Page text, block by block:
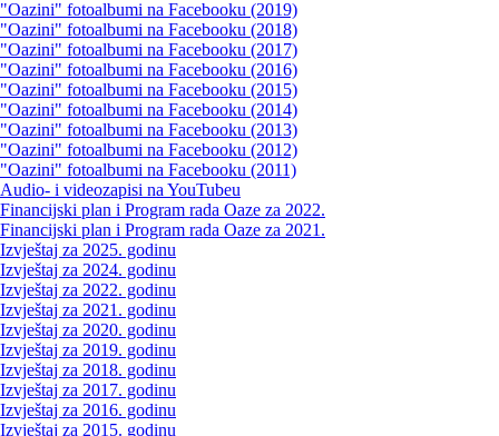
"Oazini" fotoalbumi na Facebooku (2019)
"Oazini" fotoalbumi na Facebooku (2018)
"Oazini" fotoalbumi na Facebooku (2017)
"Oazini" fotoalbumi na Facebooku (2016)
"Oazini" fotoalbumi na Facebooku (2015)
"Oazini" fotoalbumi na Facebooku (2014)
"Oazini" fotoalbumi na Facebooku (2013)
"Oazini" fotoalbumi na Facebooku (2012)
"Oazini" fotoalbumi na Facebooku (2011)
Audio- i videozapisi na YouTubeu
Financijski plan i Program rada Oaze za 2022.
Financijski plan i Program rada Oaze za 2021.
Izvještaj za 2025. godinu
Izvještaj za 2024. godinu
Izvještaj za 2022. godinu
Izvještaj za 2021. godinu
Izvještaj za 2020. godinu
Izvještaj za 2019. godinu
Izvještaj za 2018. godinu
Izvještaj za 2017. godinu
Izvještaj za 2016. godinu
Izvještaj za 2015. godinu